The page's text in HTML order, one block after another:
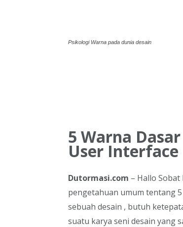
Psikologi Warna pada dunia desain
5 Warna
User Interface
Dutormasi.com – Hallo
pengetahuan umum tentang
sebuah desain , butuh
suatu karya seni desain yang